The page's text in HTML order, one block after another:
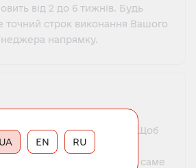
від 2 до 6 тижнів. Будь
точний строк виконання Вашого
напрямку.
фіксований прайс-лист. Щоб
зв'язатися з нашим
пояснити, що саме
RU
UA EN